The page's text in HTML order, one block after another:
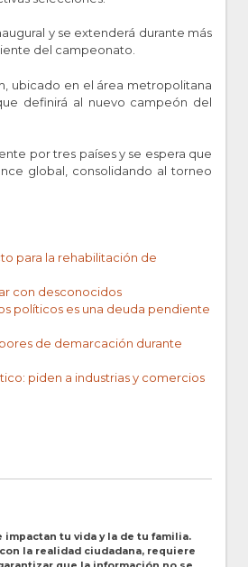
y se extenderá durante más
del campeonato.
ubicado en el área metropolitana
definirá al nuevo campeón del
por tres países y se espera que
global, consolidando al torneo
para la rehabilitación de
con desconocidos
políticos es una deuda pendiente
de demarcación durante
piden a industrias y comercios
tu vida y la de tu familia.
la realidad ciudadana, requiere